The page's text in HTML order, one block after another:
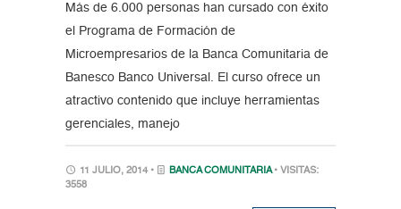
Más de 6.000 personas han cursado con éxito
el Programa de Formación de
Microempresarios de la Banca Comunitaria de
Banesco Banco Universal. El curso ofrece un
atractivo contenido que incluye herramientas
gerenciales, manejo
11 JULIO, 2014 • BANCA COMUNITARIA • VISITAS:
3558